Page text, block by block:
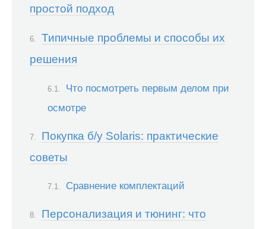
простой подход
Типичные проблемы и способы их
решения
Что посмотреть первым делом при
осмотре
Покупка б/у Solaris: практические
советы
Сравнение комплектаций
Персонализация и тюнинг: что